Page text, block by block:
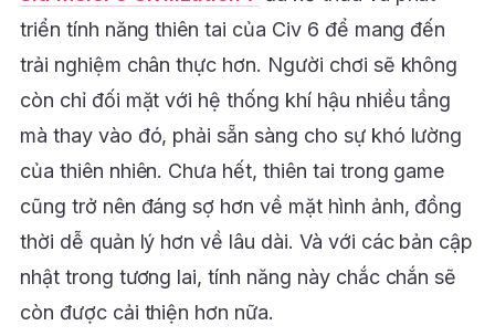
triển tính năng thiên tai của Civ 6 để mang đến
trải nghiệm chân thực hơn. Người chơi sẽ không
còn chỉ đối mặt với hệ thống khí hậu nhiều tầng
mà thay vào đó, phải sẵn sàng cho sự khó lường
của thiên nhiên. Chưa hết, thiên tai trong game
cũng trở nên đáng sợ hơn về mặt hình ảnh, đồng
thời dễ quản lý hơn về lâu dài. Và với các bản cập
nhật trong tương lai, tính năng này chắc chắn sẽ
còn được cải thiện hơn nữa.